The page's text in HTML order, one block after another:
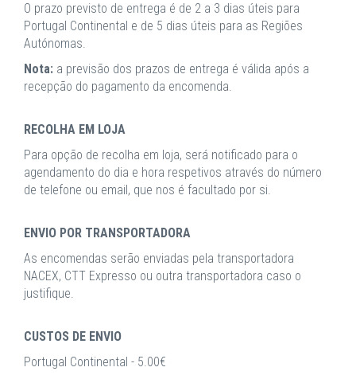
O prazo previsto de entrega é de 2 a 3 dias úteis para
Portugal Continental e de 5 dias úteis para as Regiões
Autónomas.
Nota: a previsão dos prazos de entrega é válida após a
recepção do pagamento da encomenda.
RECOLHA EM LOJA
Para opção de recolha em loja, será notificado para o
agendamento do dia e hora respetivos através do número
de telefone ou email, que nos é facultado por si.
ENVIO POR TRANSPORTADORA
As encomendas serão enviadas pela transportadora
NACEX, CTT Expresso ou outra transportadora caso o
justifique.
CUSTOS DE ENVIO
Portugal Continental - 5.00€